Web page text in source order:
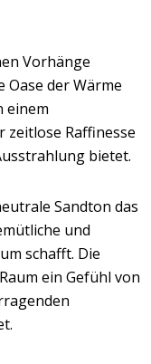
Vorhänge
der Wärme
einem
Raffinesse
bietet.
Sandton das
und
schafft. Die
ein Gefühl von